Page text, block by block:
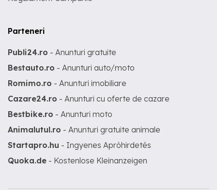
Parteneri
Publi24.ro - Anunturi gratuite
Bestauto.ro - Anunturi auto/moto
Romimo.ro - Anunturi imobiliare
Cazare24.ro - Anunturi cu oferte de cazare
Bestbike.ro - Anunturi moto
Animalutul.ro - Anunturi gratuite animale
Startapro.hu - Ingyenes Apróhirdetés
Quoka.de - Kostenlose Kleinanzeigen